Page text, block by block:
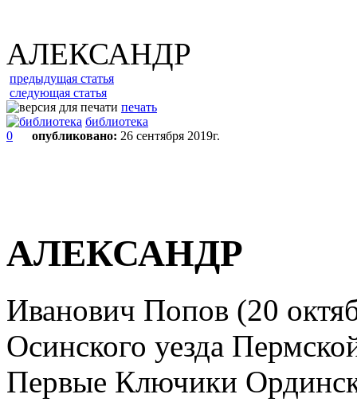
АЛЕКСАНДР
предыдущая статья
следующая статья
печать
библиотека
0
опубликовано: 26 сентября 2019г.
АЛЕКСАНДР
Иванович Попов (20
Осинского уезда
Первые Ключики